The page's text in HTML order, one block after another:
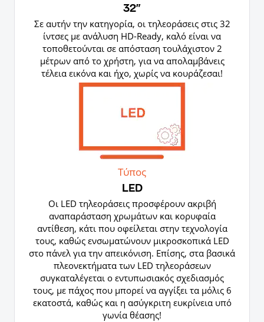
32"
Σε αυτήν την κατηγορία, οι τηλεοράσεις στις 32
ίντσες με ανάλυση HD-Ready, καλό είναι να
τοποθετούνται σε απόσταση τουλάχιστον 2
μέτρων από το χρήστη, για να απολαμβάνεις
τέλεια εικόνα και ήχο, χωρίς να κουράζεσαι!
Τύπος
LED
Οι LED τηλεοράσεις προσφέρουν ακριβή
αναπαράσταση χρωμάτων και κορυφαία
αντίθεση, κάτι που οφείλεται στην τεχνολογία
τους, καθώς ενσωματώνουν μικροσκοπικά LED
στο πάνελ για την απεικόνιση. Επίσης, στα βασικά
πλεονεκτήματα των LED τηλεοράσεων
συγκαταλέγεται ο εντυπωσιακός σχεδιασμός
τους, με πάχος που μπορεί να αγγίξει τα μόλις 6
εκατοστά, καθώς και η ασύγκριτη ευκρίνεια υπό
γωνία θέασης!